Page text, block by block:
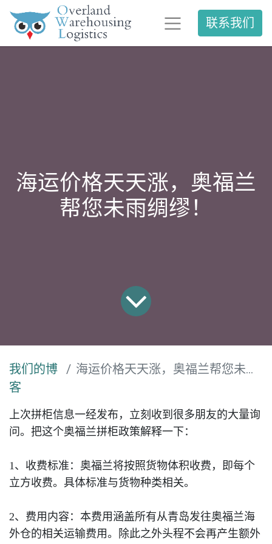
联系我们
海运价格天天涨，奥福兰
帮您未雨绸缪！
我们的博
客
海运价格天天涨，奥福兰帮您未雨绸缪！
上次拼柜信息一经发布，立刻收到很多朋友的大量询
问。把这个奥福兰拼柜政策解释一下：
1 、收费标准：奥福兰将按照货物体积收费，即每个
立方收费。具体标准与货物种类相关。
2、费用内容：本费用涵盖所有从青岛发往奥福兰海
外仓的相关运输费用。除此之外头程不会再产生额外